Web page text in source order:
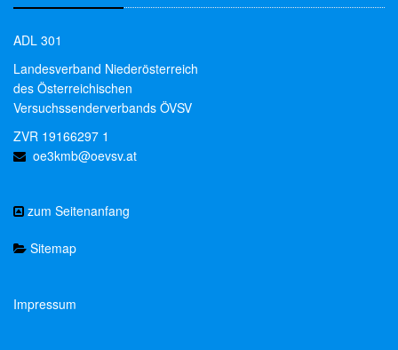
ADL 301
Landesverband Niederösterreich
des Österreichischen
Versuchssenderverbands ÖVSV
ZVR 19166297 1
oe3kmb@oevsv.at
zum Seitenanfang
Sitemap
Impressum